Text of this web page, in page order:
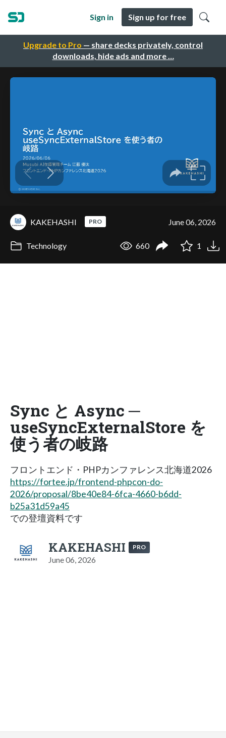
Upgrade to Pro — share decks privately, control
downloads, hide ads and more …
Sign in Sign up for free
KAKEHASHI PRO June 06, 2026
Technology 660 1
Sync と Async ─
useSyncExternalStore を
使う者の岐路
フロントエンド・PHPカンファレンス北海道2026
https://fortee.jp/frontend-phpcon-do-
2026/proposal/8be40e84-6fca-4660-b6dd-
b25a31d59a45
での登壇資料です
KAKEHASHI PRO
June 06, 2026